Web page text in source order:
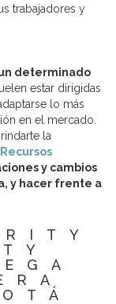
trabajadores y
determinado
estar dirigidas
lo más
en el mercado.
la
y cambios
y hacer frente a